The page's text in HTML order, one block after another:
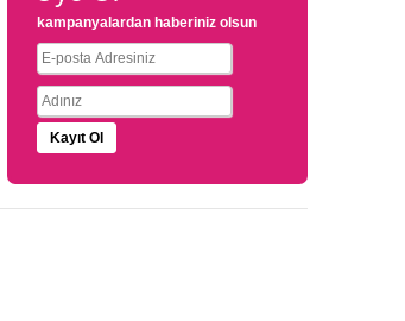
kampanyalardan haberiniz olsun
Kayıt Ol